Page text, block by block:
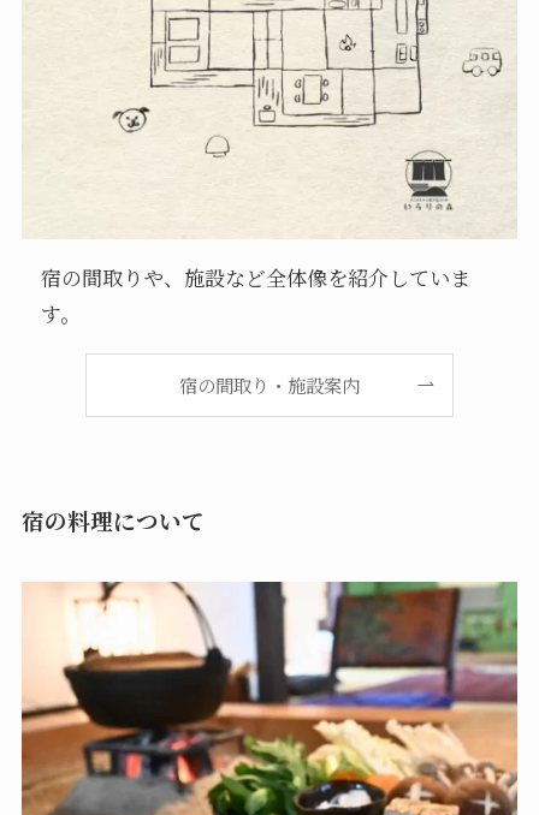
宿の間取りや、施設など全体像を紹介していま
す。
宿の間取り・施設案内
宿の料理について